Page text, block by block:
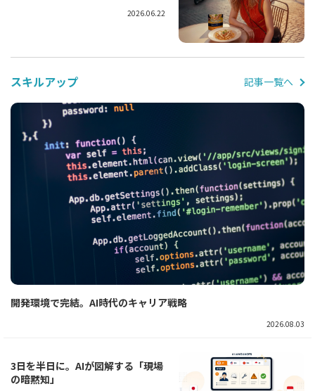
2026.06.22
スキルアップ 記事一覧へ
開発環境で完結。AI時代のキャリア戦略
2026.08.03
3日を半日に。AIが図解する「現場
の暗黙知」